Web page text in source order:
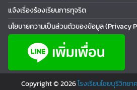
แจ้งเรื่องร้องเรียนการทุจริต
นโยบายความเป็นส่วนตัวของข้อมูล (Privacy
Copyright © 2026โรงเรียนไชยบุรีวิทยา